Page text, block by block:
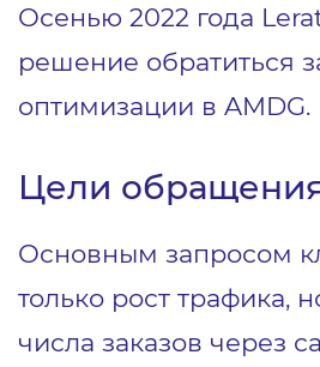
Осенью 2022 года
решение обратиться
оптимизации в AMDG.
Цели
Основным запросом
только рост трафика,
числа заказов через